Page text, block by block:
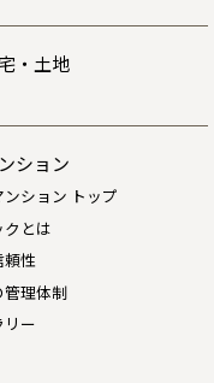
・土地
ション
ション トップ
クとは
頼性
管理体制
リー